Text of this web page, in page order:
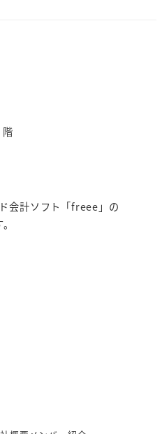
会計ソフト「freee」の